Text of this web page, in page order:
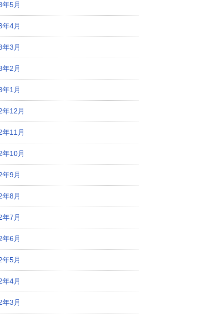
年5月
年4月
年3月
年2月
年1月
年12月
年11月
年10月
年9月
年8月
年7月
年6月
年5月
年4月
年3月